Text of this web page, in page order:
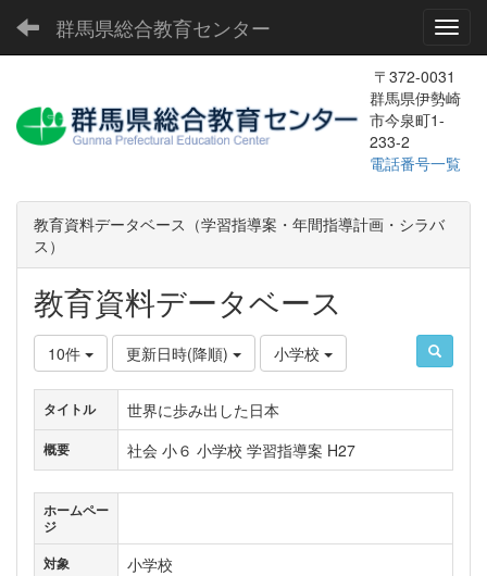
群馬県総合教育センター
〒372-0031
群馬県伊勢崎
市今泉町1-
233-2
電話番号一覧
教育資料データベース（学習指導案・年間指導計画・シラバ
ス）
教育資料データベース
10件 更新日時(降順) 小学校
タイトル 世界に歩み出した日本
概要 社会 小６ 小学校 学習指導案 H27
ホームペー
ジ
対象
小学校